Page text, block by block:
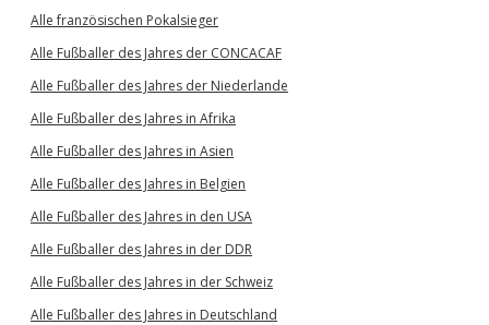
Alle französischen Pokalsieger
Alle Fußballer des Jahres der CONCACAF
Alle Fußballer des Jahres der Niederlande
Alle Fußballer des Jahres in Afrika
Alle Fußballer des Jahres in Asien
Alle Fußballer des Jahres in Belgien
Alle Fußballer des Jahres in den USA
Alle Fußballer des Jahres in der DDR
Alle Fußballer des Jahres in der Schweiz
Alle Fußballer des Jahres in Deutschland